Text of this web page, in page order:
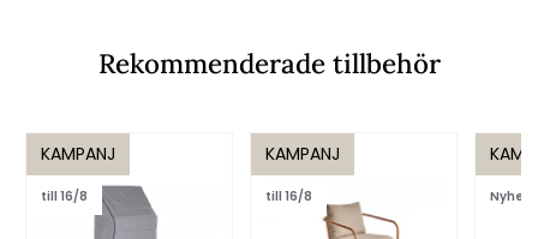
Rekommenderade tillbehör
KAMPANJ
till 16/8
KAMPANJ
till 16/8 Nyhet